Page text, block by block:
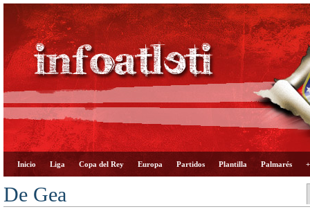
Inicio Liga Copa del Rey Europa Partidos Plantilla Palmarés
De Gea